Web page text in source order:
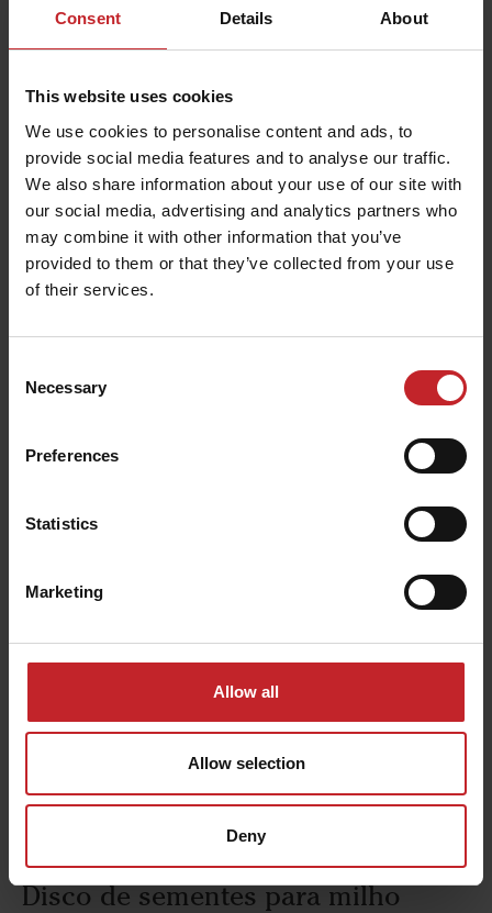
Consent Details About
This website uses cookies
We use cookies to personalise content and ads, to
provide social media features and to analyse our traffic.
We also share information about your use of our site with
our social media, advertising and analytics partners who
may combine it with other information that you’ve
provided to them or that they’ve collected from your use
of their services.
Selection
Necessary
Preferences
Statistics
Marketing
Allow all
Allow selection
Deny
Disco de sementes para milho
Número de furos: 32
plantadeiras:
Tempo L 8-24, Tempo L 8-32 com
Disco de sementes para milho